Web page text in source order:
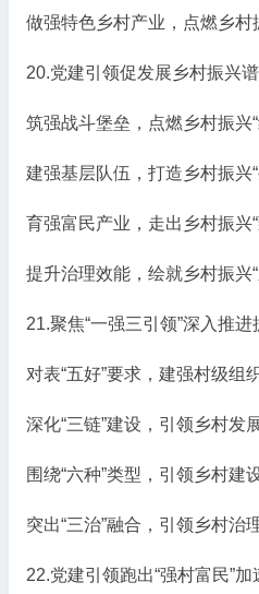
做强特色乡村产业，点燃乡村
20.党建引领促发展乡村振兴
筑强战斗堡垒，点燃乡村振兴“
建强基层队伍，打造乡村振兴“
育强富民产业，走出乡村振兴“
提升治理效能，绘就乡村振兴“
21.聚焦“一强三引领”深入推
对表“五好”要求，建强村级组织
深化“三链”建设，引领乡村发展
围绕“六种”类型，引领乡村建设
突出“三治”融合，引领乡村治理
22.党建引领跑出“强村富民”加